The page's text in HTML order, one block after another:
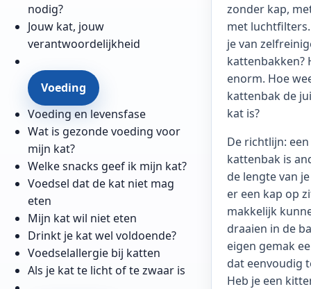
nodig?
Jouw kat, jouw
verantwoordelijkheid
Voeding
Voeding en levensfase
Wat is gezonde voeding voor
mijn kat?
Welke snacks geef ik mijn kat?
Voedsel dat de kat niet mag
eten
Mijn kat wil niet eten
Drinkt je kat wel voldoende?
Voedselallergie bij katten
Als je kat te licht of te zwaar is
zonder kap,
met
je van
kattenbakken?
enorm. Hoe
kattenbak de
kat is?
De richtlijn:
kattenbak is
de lengte van
er een kap op
makkelijk
draaien in de
eigen gemak
dat eenvoudig
Heb je een